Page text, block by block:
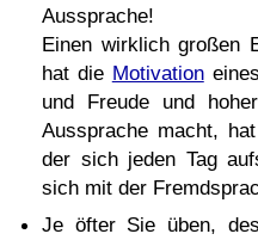
Aussprache!
Einen wirklich großen
hat die Motivation
und Freude und
Aussprache macht,
der sich jeden Tag
sich mit der
Je öfter Sie üben,